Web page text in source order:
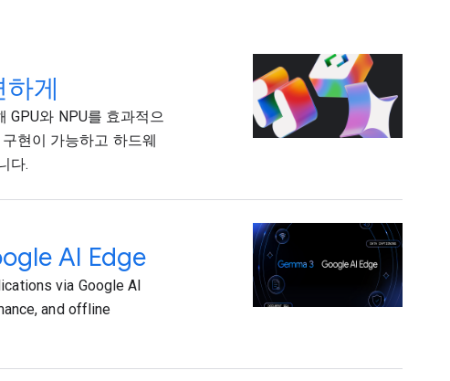
게
GPU와 NPU를 효과적으
현이 가능하고 하드웨
다.
AI Edge
via Google AI
and offline